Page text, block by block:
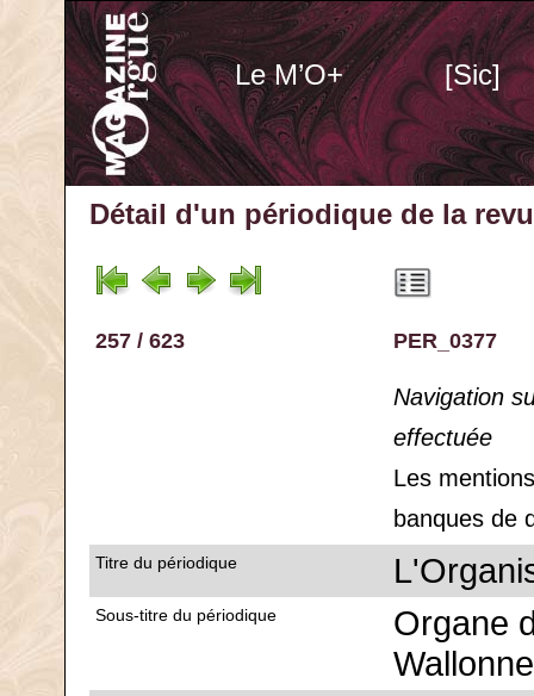
Le M’O+ [Sic]
Détail d'un périodique de la
257 / 623 PER_0377
Navigation
effectuée
Les
banques de
Titre du périodique
Sous-titre du périodique
Organe